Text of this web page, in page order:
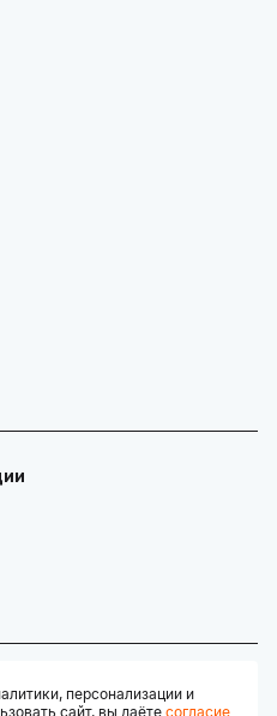
персонализации и
сайт, вы даёте согласие